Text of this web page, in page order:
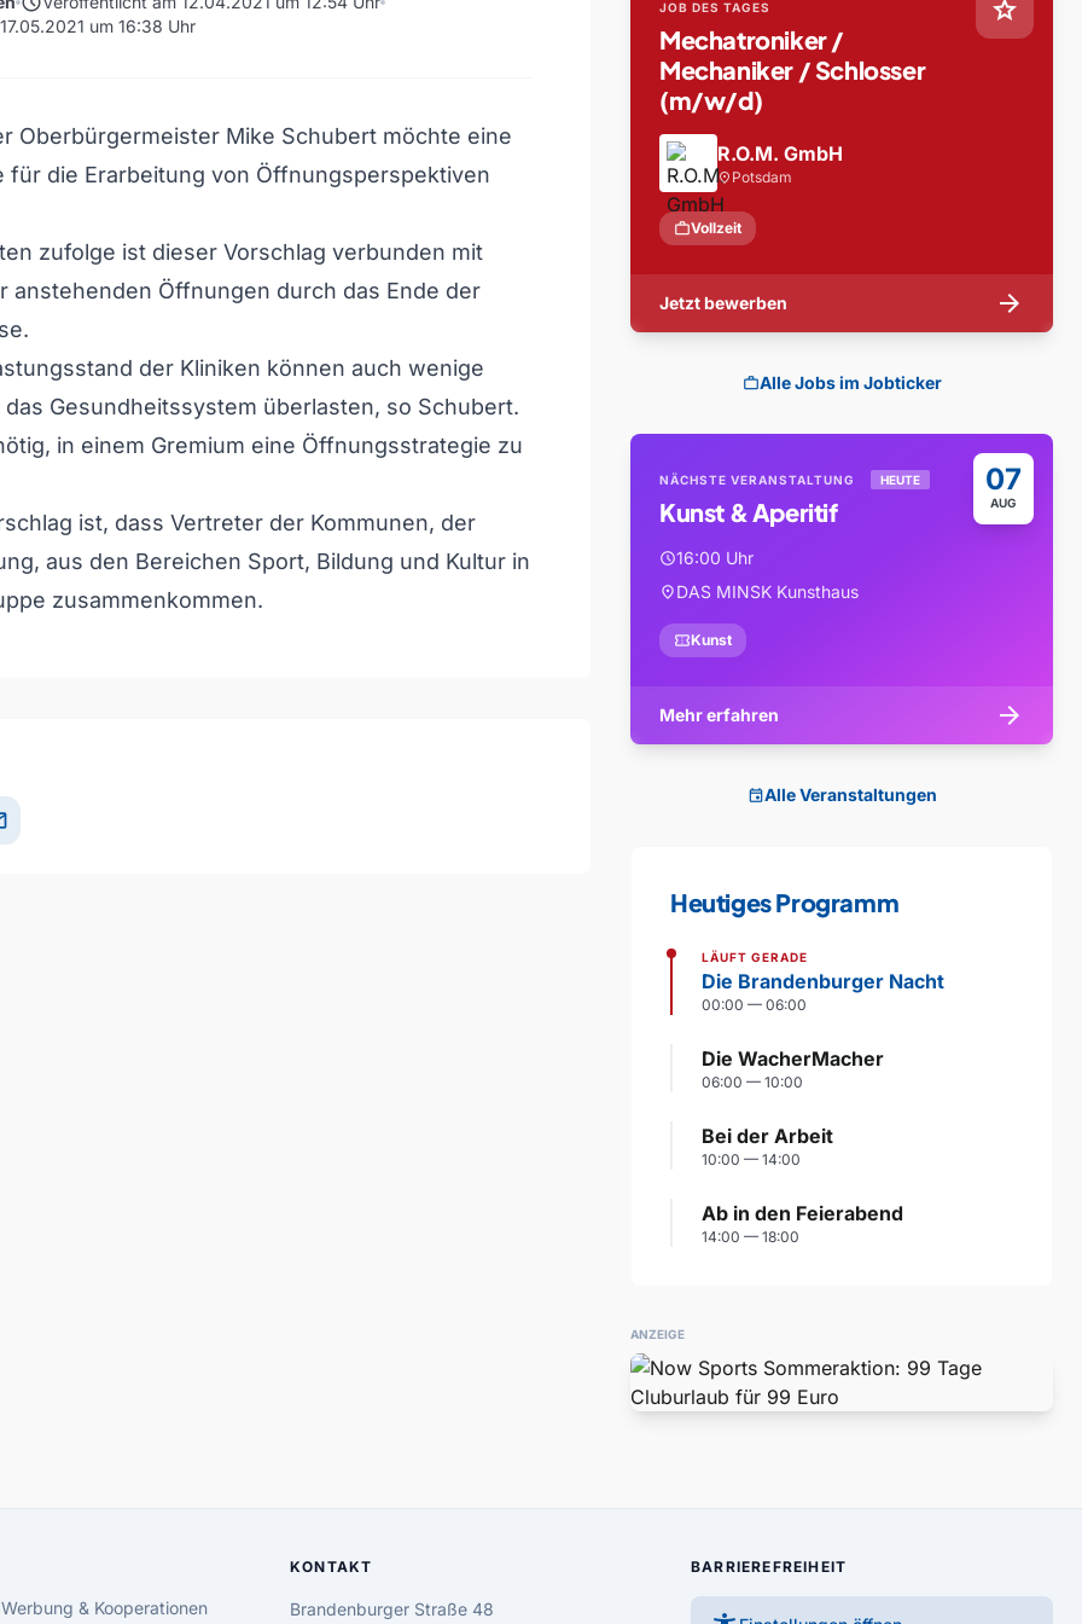
um 16:38 Uhr
Oberbürgermeister Mike Schubert möchte eine
für die Erarbeitung von Öffnungsperspektiven
zufolge ist dieser Vorschlag verbunden mit
anstehenden Öffnungen durch das Ende der
der Kliniken können auch wenige
Gesundheitssystem überlasten, so Schubert.
in einem Gremium eine Öffnungsstrategie zu
ist, dass Vertreter der Kommunen, der
aus den Bereichen Sport, Bildung und Kultur in
zusammenkommen.
star
JOB DES TAGES
Mechatroniker /
Mechaniker / Schlosser
(m/w/d)
R.O.M. GmbH
location_on Potsdam
workVollzeit
Jetzt bewerben arrow_forward
workAlle Jobs im Jobticker
07
AUG
NÄCHSTE VERANSTALTUNG HEUTE
Kunst & Aperitif
schedule16:00 Uhr
location_onDAS MINSK Kunsthaus
confirmation_numberKunst
Mehr erfahren arrow_forward
eventAlle Veranstaltungen
Heutiges Programm
LÄUFT GERADE
Die Brandenburger Nacht
00:00 — 06:00
Die WacherMacher
06:00 — 10:00
Bei der Arbeit
10:00 — 14:00
Ab in den Feierabend
14:00 — 18:00
ANZEIGE
& Kooperationen
KONTAKT
Brandenburger Straße 48
BARRIEREFREIHEIT